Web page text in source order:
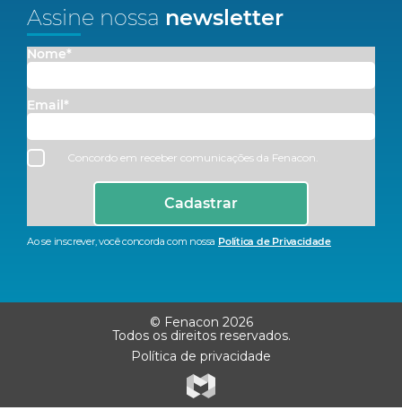
Assine nossa newsletter
Nome*
Email*
Concordo em receber comunicações da Fenacon.
Cadastrar
Ao se inscrever, você concorda com nossa Política de Privacidade
© Fenacon 2026
Todos os direitos reservados.
Política de privacidade